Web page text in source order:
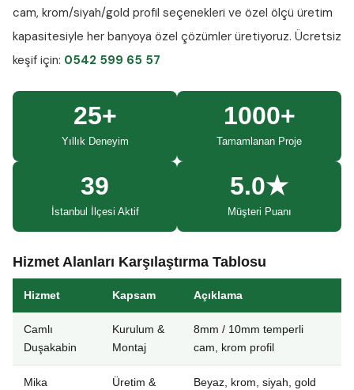
cam, krom/siyah/gold profil seçenekleri ve özel ölçü üretim
kapasitesiyle her banyoya özel çözümler üretiyoruz. Ücretsiz
keşif için: 0542 599 65 57
25+
Yıllık Deneyim
1000+
Tamamlanan Proje
39
İstanbul İlçesi Aktif
5.0★
Müşteri Puanı
Hizmet Alanları Karşılaştırma Tablosu
Hizmet Kapsam Açıklama
Camlı
Duşakabin
Kurulum &
Montaj
8mm / 10mm temperli
cam, krom profil
Mika
Üretim &
Beyaz, krom, siyah, gold